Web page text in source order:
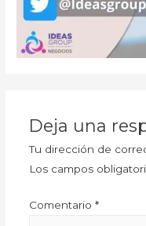
Deja una
Tu dirección de
Los campos
Comentario *